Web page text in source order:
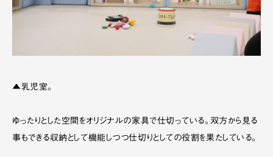
▲乳児室。
ゆったりとした空間をオリジナルの家具で仕切っている。双方から見る
事もできる収納として機能しつつ仕切りとしての役割を果たしている。